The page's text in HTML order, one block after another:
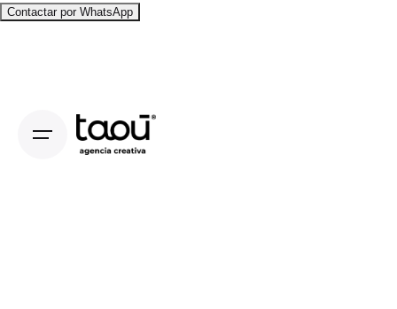
Contactar por WhatsApp